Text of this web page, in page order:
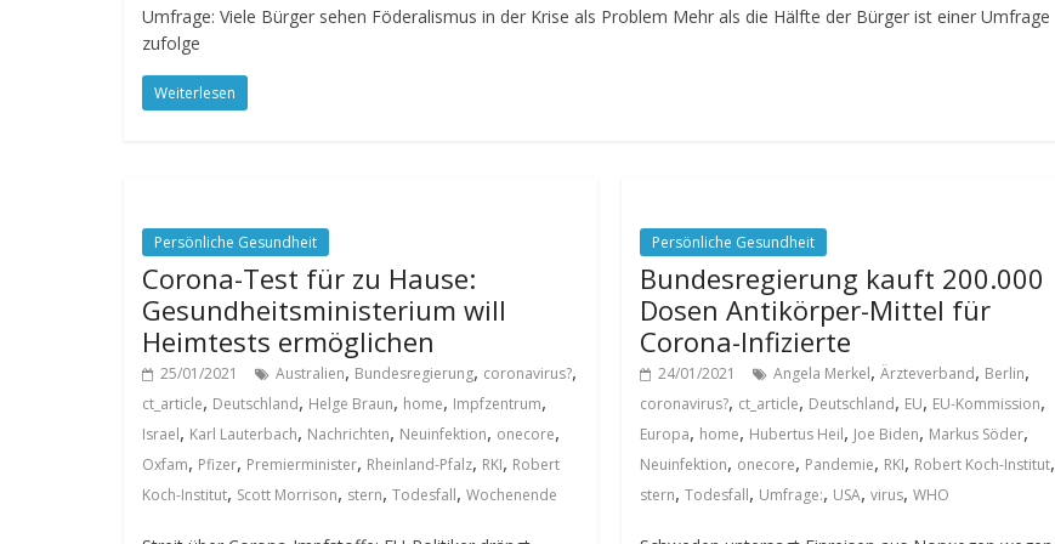
Umfrage: Viele Bürger sehen Föderalismus in der Krise als Problem Mehr als die Hälfte der Bürger ist einer Umfrage
zufolge
Weiterlesen
Persönliche Gesundheit
Corona-Test für zu Hause:
Gesundheitsministerium will
Heimtests ermöglichen
25/01/2021 Australien, Bundesregierung, coronavirus?,
ct_article, Deutschland, Helge Braun, home, Impfzentrum,
Israel, Karl Lauterbach, Nachrichten, Neuinfektion, onecore,
Oxfam, Pfizer, Premierminister, Rheinland-Pfalz, RKI, Robert
Koch-Institut, Scott Morrison, stern, Todesfall, Wochenende
Persönliche Gesundheit
Bundesregierung kauft 200.000
Dosen Antikörper-Mittel für
Corona-Infizierte
24/01/2021 Angela Merkel,Ärzteverband, Berlin,
coronavirus?, ct_article, Deutschland, EU, EU-Kommission,
Europa, home, Hubertus Heil, Joe Biden, Markus Söder,
Neuinfektion, onecore, Pandemie, RKI, Robert Koch-Institut,
stern,Todesfall, Umfrage:, USA,virus,WHO